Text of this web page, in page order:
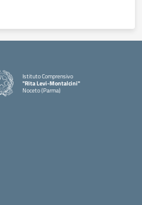
Istituto Comprensivo
"Rita Levi-Montalcini"
Noceto (Parma)